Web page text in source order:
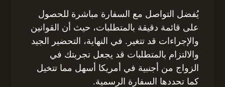
يُفضل التواصل مع السفارة مباشرة للحصول
على قائمة دقيقة بالمتطلبات، حيث أن القوانين
والإجراءات قد تتغير. في النهاية، التحضير الجيد
والالتزام بالمتطلبات قد يجعل تجربتك في
الزواج من أجنبية في أمريكا أسهل مما تتخيل
كما تحددها السفارة الرسمية.